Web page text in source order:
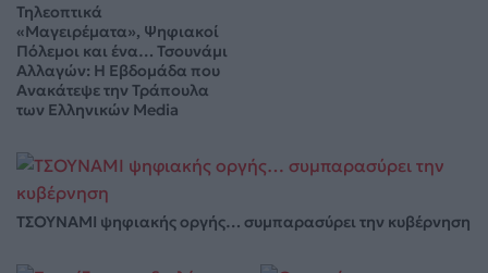
Τηλεοπτικά
«Μαγειρέματα», Ψηφιακοί
Πόλεμοι και ένα… Τσουνάμι
Αλλαγών: Η Εβδομάδα που
Ανακάτεψε την Τράπουλα
των Ελληνικών Media
ΤΣΟΥΝΑΜΙ ψηφιακής οργής… συμπαρασύρει την κυβέρνηση